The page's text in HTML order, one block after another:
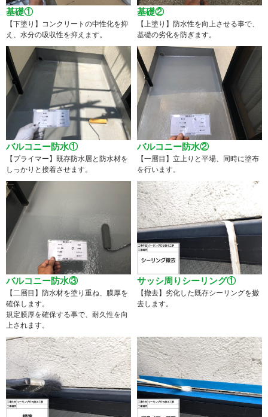
基礎①
【下塗り】コンクリートの中性化を抑
え、水分の吸収性を抑えます。
基礎②
【上塗り】防水性を向上させる事で、
基礎の劣化を防ぎます。
バルコニー防水①
【プライマー】既存防水層と防水材を
しっかりと接着させます。
バルコニー防水②
【一層目】立上りと平場、同時に塗布
を行います。
バルコニー防水③
【二層目】防水材を塗り重ね、膜厚を
確保します。
規定膜厚を確保する事で、耐久性を向
上されます。
サッシ周りシーリング①
【撤去】劣化した既存シーリングを撤
去します。